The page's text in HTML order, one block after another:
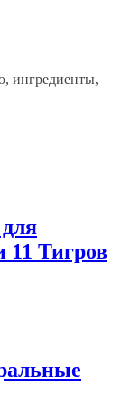
ингредиенты,
11 Тигров